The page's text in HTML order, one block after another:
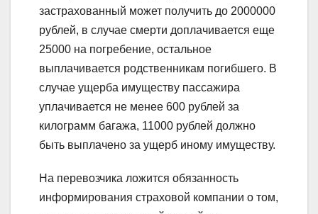
застрахованный может получить до 2000000
рублей, в случае смерти доплачивается еще
25000 на погребение, остальное
выплачивается родственникам погибшего. В
случае ущерба имуществу пассажира
уплачивается не менее 600 рублей за
килограмм багажа, 11000 рублей должно
быть выплачено за ущерб иному имуществу.
На перевозчика ложится обязанность
информирования страховой компании о том,